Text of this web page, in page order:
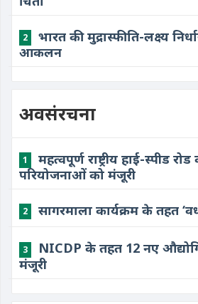
2
भारत की मुद्रास्फीति-लक्ष्य
आकलन
अवसंरचना
1
महत्वपूर्ण राष्ट्रीय हाई-स्पीड रोड
परियोजनाओं को मंजूरी
2 ​सागरमाला कार्यक्रम के तहत
3
NICDP के तहत 12 नए
मंजूरी